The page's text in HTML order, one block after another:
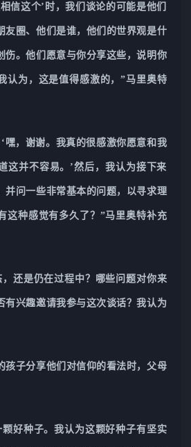
信这个’时，我们谈论的可能是他们
友圈、他们是谁，他们的世界观是什
伤。他们愿意与你分享这些，说明你
认为，这是值得感激的，”马里奥特
嘿，谢谢。我真的很感激你愿意和我
这并不容易。’然后，我认为接下来
并问一些非常基本的问题，以寻求理
这种感觉有多久了？”马里奥特补充
还是仍在过程中？哪些问题对你来
有兴趣邀请我参与这次谈话？我认为
孩子分享他们对信仰的看法时，父母
好种子。我认为这颗好种子有坚实